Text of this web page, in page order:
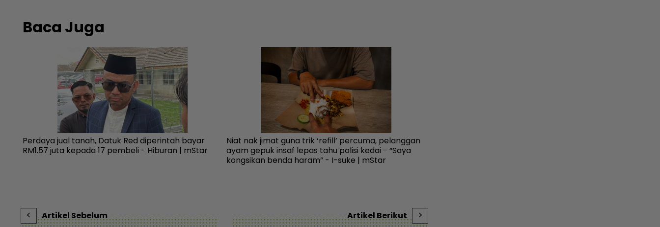
Baca Juga
Perdaya jual tanah, Datuk Red diperintah bayar
RM1.57 juta kepada 17 pembeli - Hiburan | mStar
Niat nak jimat guna trik ‘refill’ percuma, pelanggan
ayam gepuk insaf lepas tahu polisi kedai - “Saya
kongsikan benda haram” - I-suke | mStar
Artikel Sebelum Artikel Berikut